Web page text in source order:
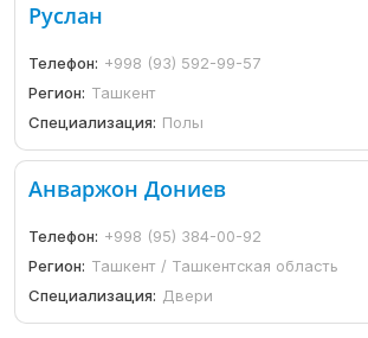
Руслан
Телефон: +998 (93) 592-99-57
Регион: Ташкент
Специализация: Полы
Анваржон Дониев
Телефон: +998 (95) 384-00-92
Регион: Ташкент / Ташкентская область
Специализация: Двери